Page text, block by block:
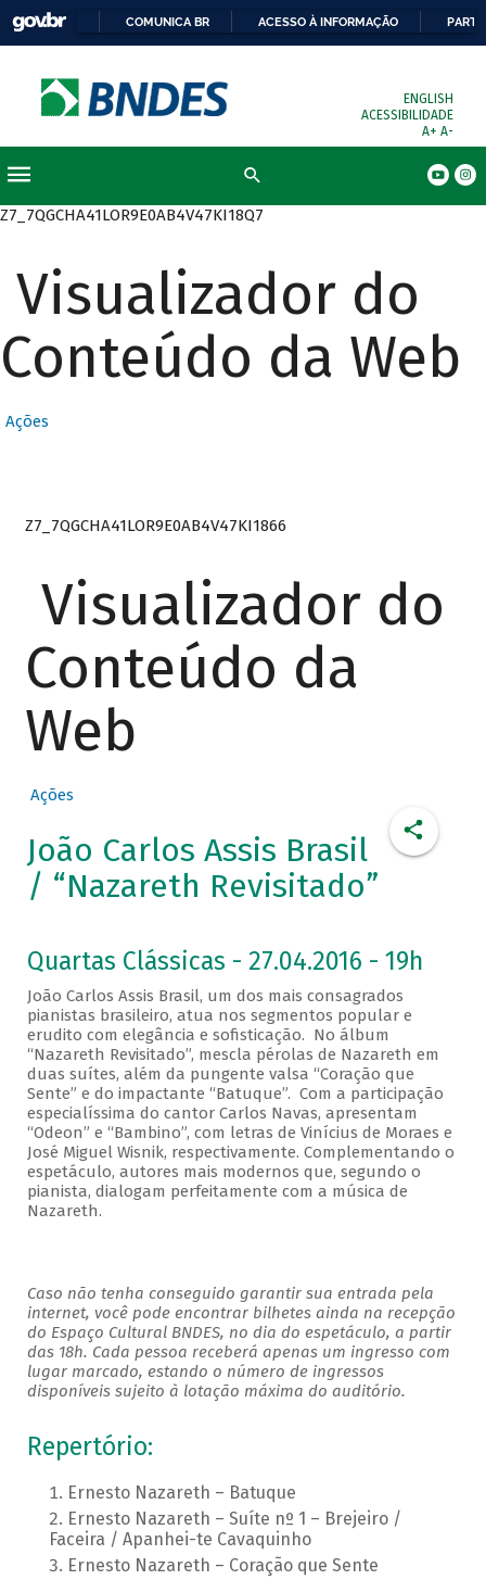
COMUNICA BR ACESSO À INFORMAÇÃO
ENGLISH
ACESSIBILIDADE
A+ A-
Z7_7QGCHA41LOR9E0AB4V47KI18Q7
Visualizador do
Conteúdo da Web
Ações
Z7_7QGCHA41LOR9E0AB4V47KI1866
Visualizador do
Conteúdo da
Web
Ações
João Carlos Assis Brasil
/ “Nazareth Revisitado”
Quartas Clássicas - 27.04.2016 - 19h
João Carlos Assis Brasil, um dos mais consagrados
pianistas brasileiro, atua nos segmentos popular e
erudito com elegância e sofisticação. No álbum
“Nazareth Revisitado”, mescla pérolas de Nazareth em
duas suítes, além da pungente valsa “Coração que
Sente” e do impactante “Batuque”. Com a participação
especialíssima do cantor Carlos Navas, apresentam
“Odeon” e “Bambino”, com letras de Vinícius de Moraes e
José Miguel Wisnik, respectivamente. Complementando o
espetáculo, autores mais modernos que, segundo o
pianista, dialogam perfeitamente com a música de
Nazareth.
Caso não tenha conseguido garantir sua entrada pela
internet, você pode encontrar bilhetes ainda na recepção
do Espaço Cultural BNDES, no dia do espetáculo, a partir
das 18h. Cada pessoa receberá apenas um ingresso com
lugar marcado, estando o número de ingressos
disponíveis sujeito à lotação máxima do auditório.
Repertório:
Ernesto Nazareth – Batuque
Ernesto Nazareth – Suíte nº 1 – Brejeiro /
Faceira / Apanhei-te Cavaquinho
Ernesto Nazareth – Coração que Sente